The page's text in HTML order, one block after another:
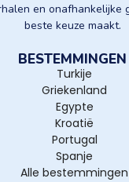
en onafhankelijke
beste keuze maakt.
BESTEMMINGEN
Turkije
Griekenland
Egypte
Kroatië
Portugal
Spanje
Alle bestemmingen